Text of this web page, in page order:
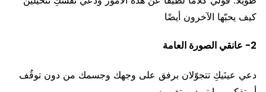
كيف يحبّها الآخرون أيضًا
2- عانقي الصورة العامة
دعي عينَيكِ تتجوّلان برفق على وجهك وجسمك من دون توقُف